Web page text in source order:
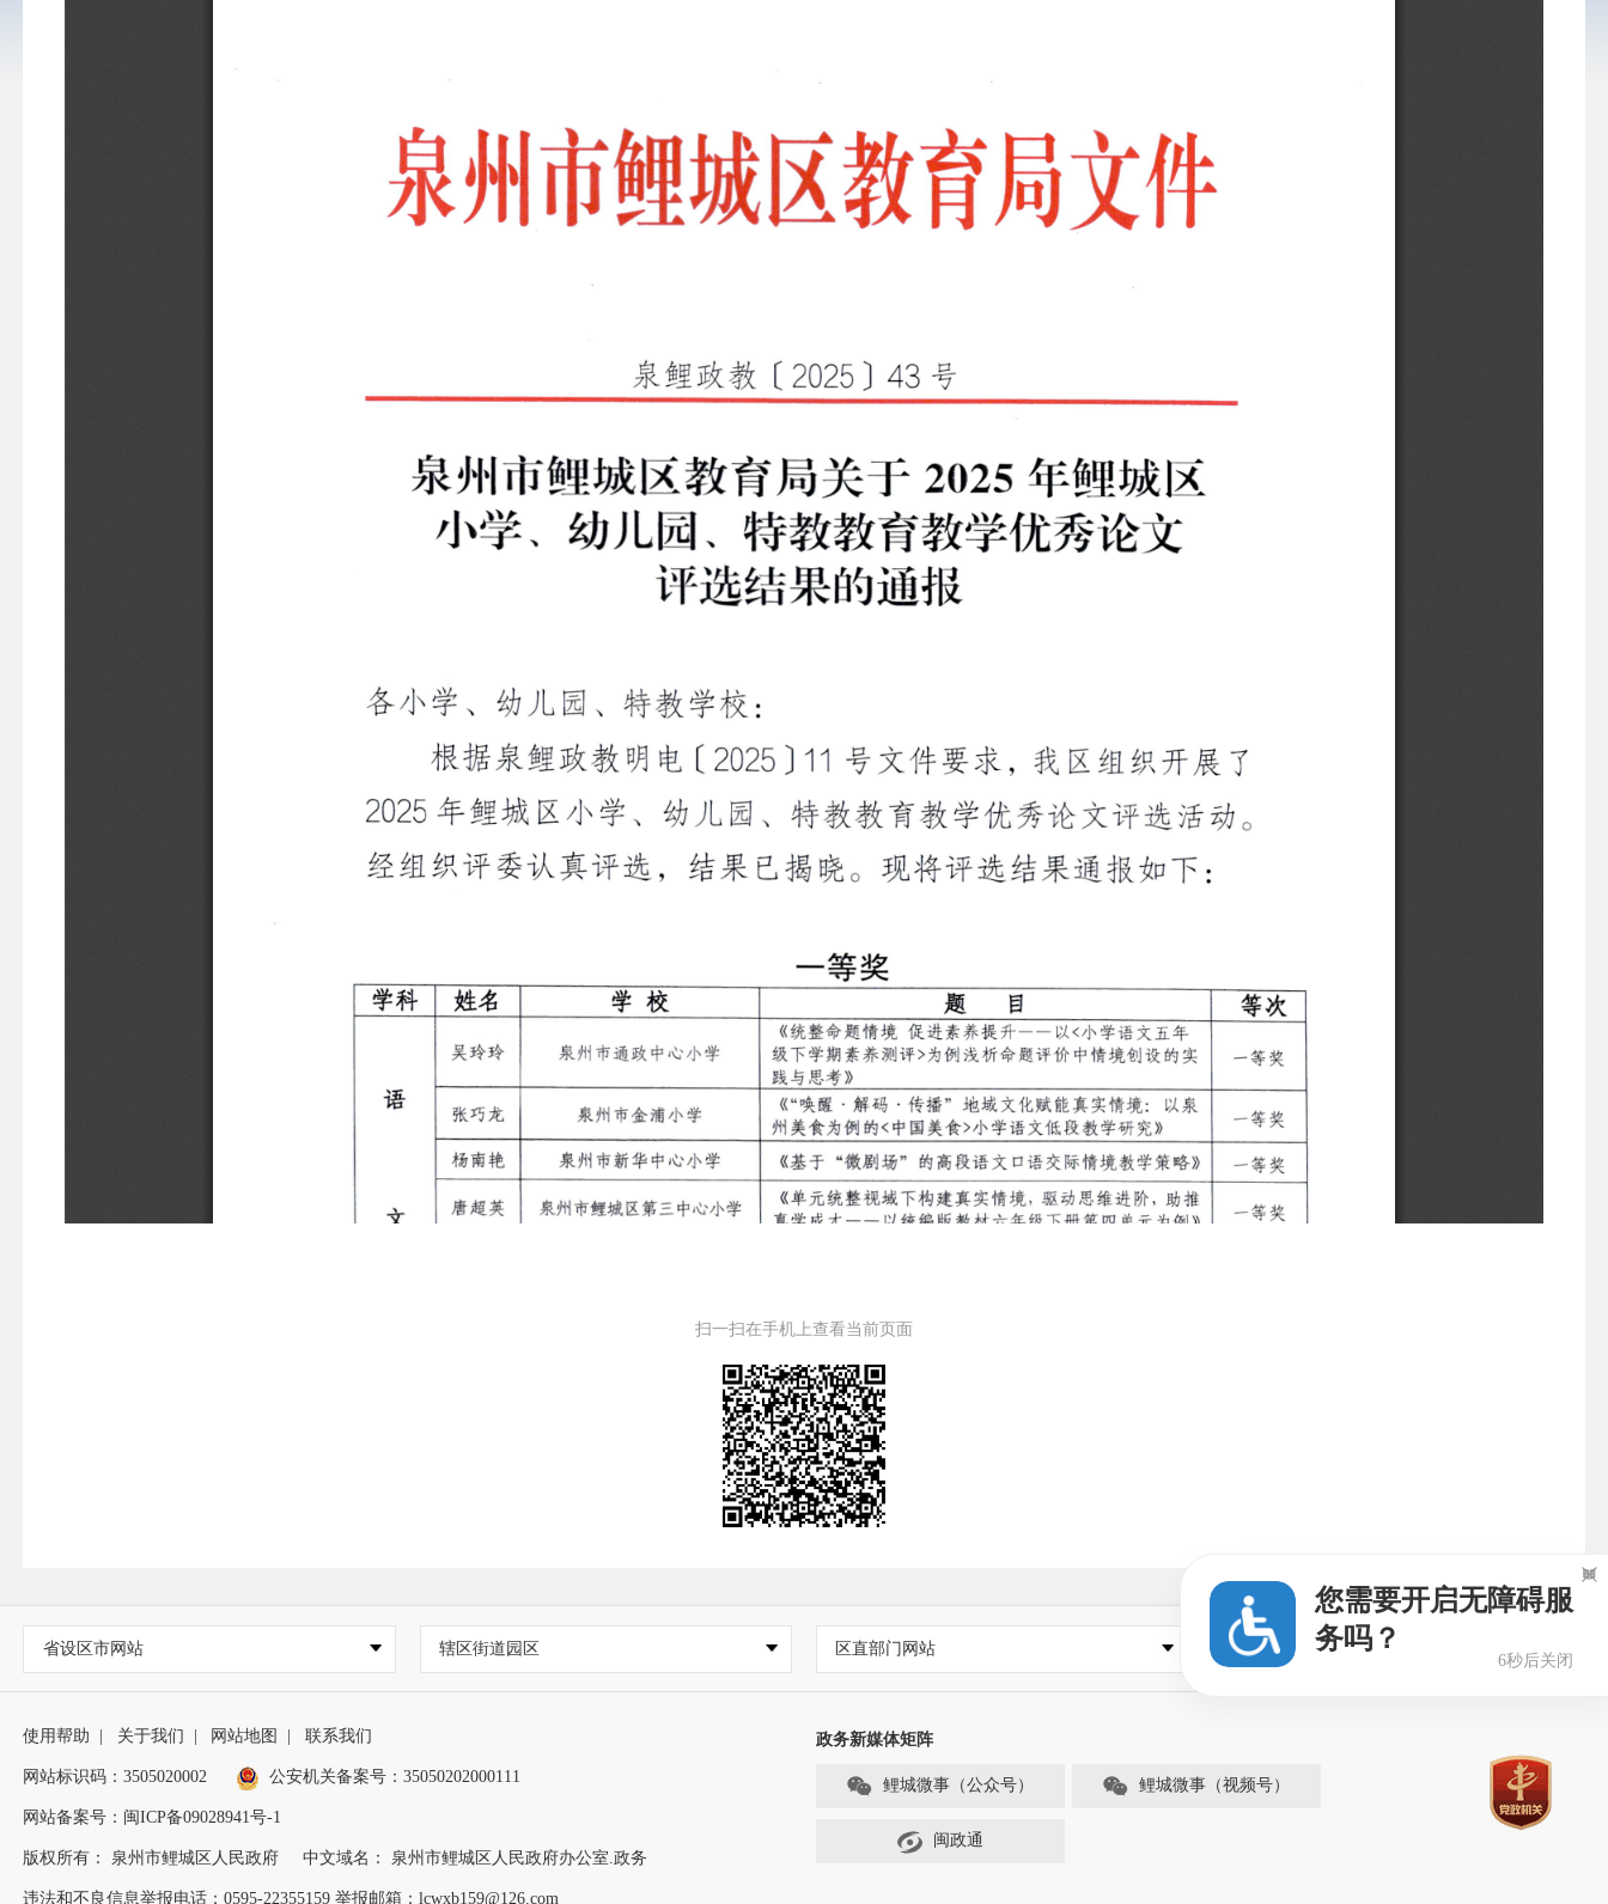
扫一扫在手机上查看当前页面
省设区市网站 辖区街道园区 区直部门网站 县市区政府
使用帮助 关于我们 网站地图 联系我们
网站标识码：3505020002 公安机关备案号：35050202000111
网站备案号：闽ICP备09028941号-1
版权所有： 泉州市鲤城区人民政府 中文域名： 泉州市鲤城区人民政府办公室.政务
违法和不良信息举报电话：0595-22355159 举报邮箱：lcwxb159@126.com
政务新媒体矩阵
鲤城微事（公众号） 鲤城微事（视频号）
闽政通
您需要开启无障碍服
务吗？
5秒后关闭
